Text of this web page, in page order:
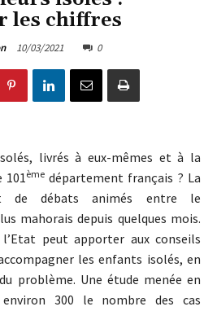
les chiffres
10/03/2021 0
livrés à eux-mêmes et à la
101èmedépartement français ? La
de débats animés entre le
mahorais depuis quelques mois.
peut apporter aux conseils
les enfants isolés, en
problème. Une étude menée en
300 le nombre des cas